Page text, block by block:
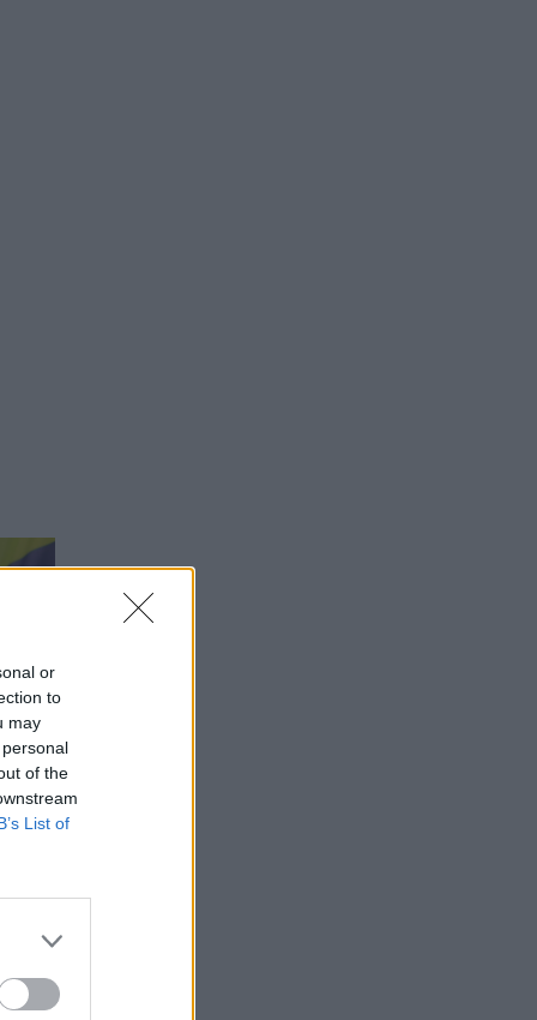
or
to
may
of the
List of